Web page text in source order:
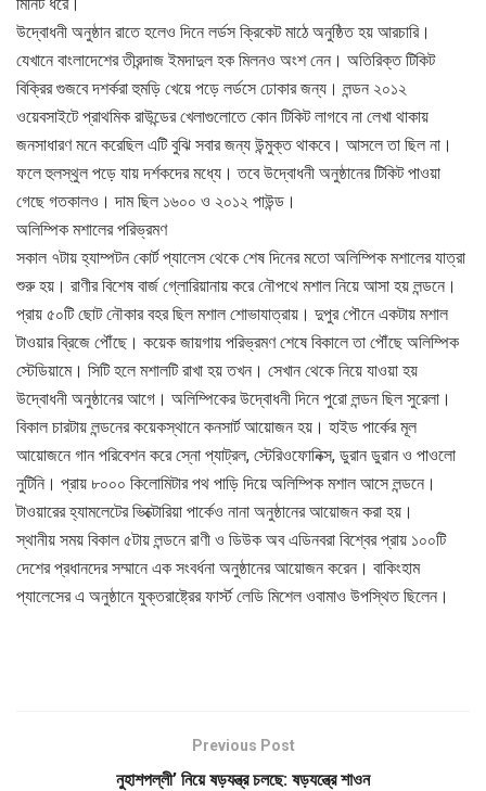
মিনিট ধরে।
উদ্বোধনী অনুষ্ঠান রাতে হলেও দিনে লর্ডস ক্রিকেট মাঠে অনুষ্ঠিত হয় আরচারি।
যেখানে বাংলাদেশের তীরন্দাজ ইমদাদুল হক মিলনও অংশ নেন। অতিরিক্ত টিকিট
বিক্রির গুজবে দশর্করা হুমড়ি খেয়ে পড়ে লর্ডসে ঢোকার জন্য। লন্ডন ২০১২
ওয়েবসাইটে প্রাথমিক রাউন্ডের খেলাগুলোতে কোন টিকিট লাগবে না লেখা থাকায়
জনসাধারণ মনে করেছিল এটি বুঝি সবার জন্য উন্মুক্ত থাকবে। আসলে তা ছিল না।
ফলে হুলস্থুল পড়ে যায় দর্শকদের মধ্যে। তবে উদ্বোধনী অনুষ্ঠানের টিকিট পাওয়া
গেছে গতকালও। দাম ছিল ১৬০০ ও ২০১২ পাউন্ড।
অলিম্পিক মশালের পরিভ্রমণ
সকাল ৭টায় হ্যাম্পটন কোর্ট প্যালেস থেকে শেষ দিনের মতো অলিম্পিক মশালের যাত্রা
শুরু হয়। রাণীর বিশেষ বার্জ গ্লোরিয়ানায় করে নৌপথে মশাল নিয়ে আসা হয় লন্ডনে।
প্রায় ৫০টি ছোট নৌকার বহর ছিল মশাল শোভাযাত্রায়। দুপুর পৌনে একটায় মশাল
টাওয়ার ব্রিজে পৌঁছে। কয়েক জায়গায় পরিভ্রমণ শেষে বিকালে তা পৌঁছে অলিম্পিক
স্টেডিয়ামে। সিটি হলে মশালটি রাখা হয় তখন। সেখান থেকে নিয়ে যাওয়া হয়
উদ্বোধনী অনুষ্ঠানের আগে। অলিম্পিকের উদ্বোধনী দিনে পুরো লন্ডন ছিল সুরেলা।
বিকাল চারটায় লন্ডনের কয়েকস্থানে কনসার্ট আয়োজন হয়। হাইড পার্কের মূল
আয়োজনে গান পরিবেশন করে স্নো প্যাট্রল, স্টেরিওফোনিক্স, ডুরান ডুরান ও পাওলো
নুটিনি। প্রায় ৮০০০ কিলোমিটার পথ পাড়ি দিয়ে অলিম্পিক মশাল আসে লন্ডনে।
টাওয়ারের হ্যামলেটের ভিক্টোরিয়া পার্কেও নানা অনুষ্ঠানের আয়োজন করা হয়।
স্থানীয় সময় বিকাল ৫টায় লন্ডনে রাণী ও ডিউক অব এডিনবরা বিশ্বের প্রায় ১০০টি
দেশের প্রধানদের সম্মানে এক সংবর্ধনা অনুষ্ঠানের আয়োজন করেন। বাকিংহাম
প্যালেসের এ অনুষ্ঠানে যুক্তরাষ্ট্রের ফার্স্ট লেডি মিশেল ওবামাও উপস্থিত ছিলেন।
Previous Post
নুহাশপল্লী’ নিয়ে ষড়যন্ত্র চলছে: ষড়যন্ত্রে শাওন